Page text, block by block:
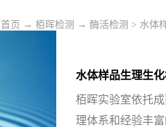
首页 → 栢晖检测 → 酶活检测 > 水体
水体样品生理生化
栢晖实验室依托
理体系和经验丰